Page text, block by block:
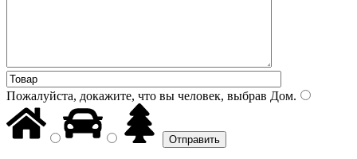
Пожалуйста, докажите, что вы человек, выбрав Дом.